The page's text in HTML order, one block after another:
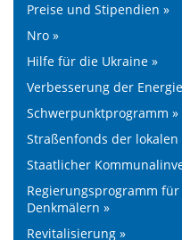
Preise und Stipendien »
Nro »
Hilfe für die Ukraine »
Verbesserung der
Schwerpunktprogramm »
Straßenfonds der
Staatlicher
Regierungsprogramm
Denkmälern »
Revitalisierung »